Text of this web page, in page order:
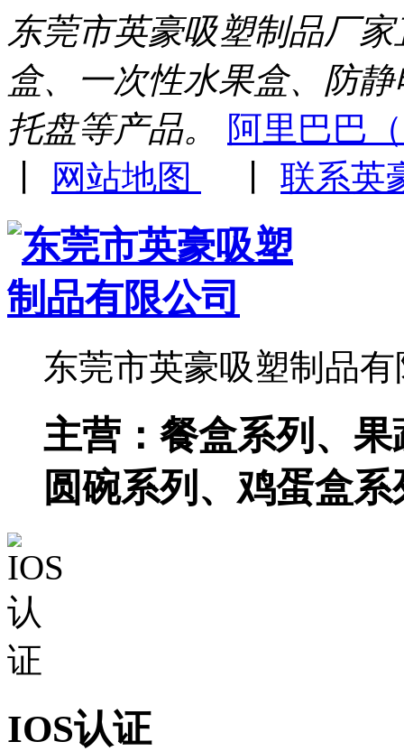
东莞市英豪吸塑制品厂
盒、一次性水果盒、防
托盘等产品。
阿里巴巴
网站地图 联系英
东莞市英豪吸塑制品
主营：餐盒系列、
圆碗系列、鸡蛋盒
IOS认证